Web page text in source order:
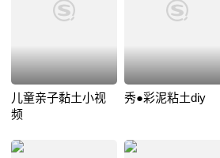
儿童亲子黏土小视
频
秀●彩泥粘土diy